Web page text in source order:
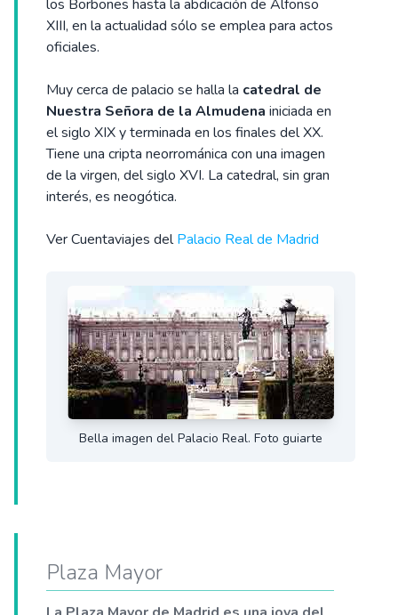
los Borbones hasta la abdicación de Alfonso
XIII, en la actualidad sólo se emplea para actos
oficiales.
Muy cerca de palacio se halla la catedral de
Nuestra Señora de la Almudena iniciada en
el siglo XIX y terminada en los finales del XX.
Tiene una cripta neorrománica con una imagen
de la virgen, del siglo XVI. La catedral, sin gran
interés, es neogótica.
Ver Cuentaviajes delPalacio Real de Madrid
Bella imagen del Palacio Real. Foto guiarte
Plaza Mayor